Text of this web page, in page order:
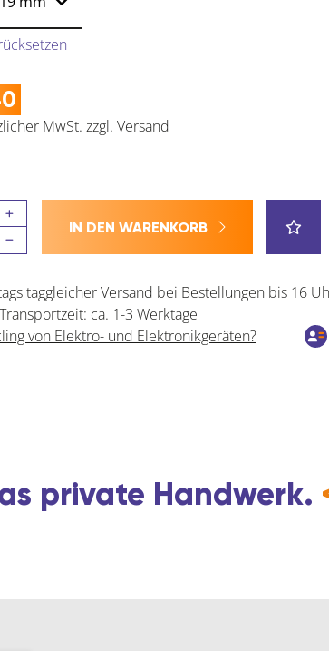
MwSt. zzgl. Versand
IN DEN WARENKORB
taggleicher Versand bei Bestellungen bis 16
ca. 1-3 Werktage
von Elektro- und Elektronikgeräten?
private Handwerk.